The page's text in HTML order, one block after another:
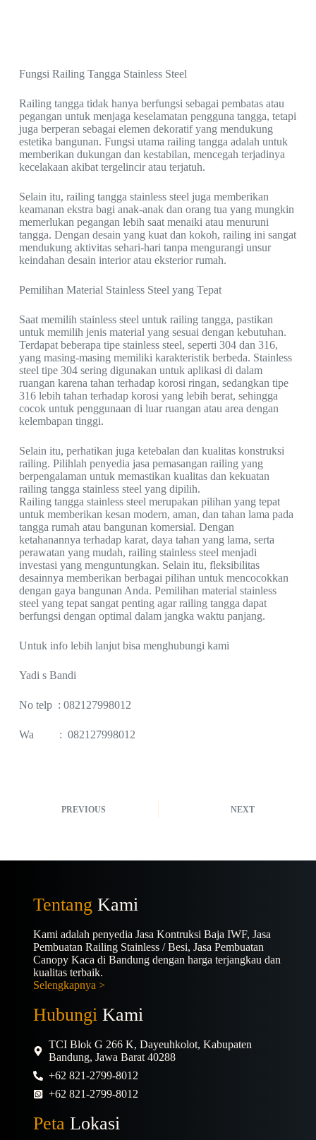
Fungsi Railing Tangga Stainless Steel
Railing tangga tidak hanya berfungsi sebagai pembatas atau
pegangan untuk menjaga keselamatan pengguna tangga, tetapi
juga berperan sebagai elemen dekoratif yang mendukung
estetika bangunan. Fungsi utama railing tangga adalah untuk
memberikan dukungan dan kestabilan, mencegah terjadinya
kecelakaan akibat tergelincir atau terjatuh.
Selain itu, railing tangga stainless steel juga memberikan
keamanan ekstra bagi anak-anak dan orang tua yang mungkin
memerlukan pegangan lebih saat menaiki atau menuruni
tangga. Dengan desain yang kuat dan kokoh, railing ini sangat
mendukung aktivitas sehari-hari tanpa mengurangi unsur
keindahan desain interior atau eksterior rumah.
Pemilihan Material Stainless Steel yang Tepat
Saat memilih stainless steel untuk railing tangga, pastikan
untuk memilih jenis material yang sesuai dengan kebutuhan.
Terdapat beberapa tipe stainless steel, seperti 304 dan 316,
yang masing-masing memiliki karakteristik berbeda. Stainless
steel tipe 304 sering digunakan untuk aplikasi di dalam
ruangan karena tahan terhadap korosi ringan, sedangkan tipe
316 lebih tahan terhadap korosi yang lebih berat, sehingga
cocok untuk penggunaan di luar ruangan atau area dengan
kelembapan tinggi.
Selain itu, perhatikan juga ketebalan dan kualitas konstruksi
railing. Pilihlah penyedia jasa pemasangan railing yang
berpengalaman untuk memastikan kualitas dan kekuatan
railing tangga stainless steel yang dipilih.
Railing tangga stainless steel merupakan pilihan yang tepat
untuk memberikan kesan modern, aman, dan tahan lama pada
tangga rumah atau bangunan komersial. Dengan
ketahanannya terhadap karat, daya tahan yang lama, serta
perawatan yang mudah, railing stainless steel menjadi
investasi yang menguntungkan. Selain itu, fleksibilitas
desainnya memberikan berbagai pilihan untuk mencocokkan
dengan gaya bangunan Anda. Pemilihan material stainless
steel yang tepat sangat penting agar railing tangga dapat
berfungsi dengan optimal dalam jangka waktu panjang.
Untuk info lebih lanjut bisa menghubungi kami
Yadi s Bandi
No telp : 082127998012
Wa : 082127998012
PREVIOUS NEXT
Tentang Kami
Kami adalah penyedia Jasa Kontruksi Baja IWF, Jasa
Pembuatan Railing Stainless / Besi, Jasa Pembuatan
Canopy Kaca di Bandung dengan harga terjangkau dan
kualitas terbaik.
Selengkapnya >
Hubungi Kami
TCI Blok G 266 K, Dayeuhkolot, Kabupaten
Bandung, Jawa Barat 40288
+62 821-2799-8012
+62 821-2799-8012
Peta Lokasi